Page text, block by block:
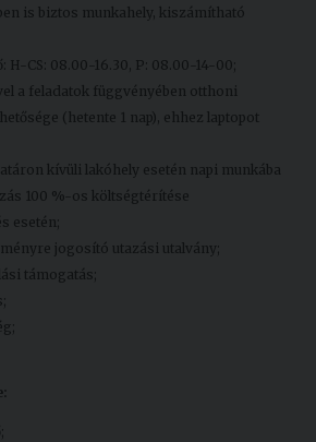
is biztos munkahely, kiszámítható
H-CS: 08.00-16.30, P: 08.00-14-00;
a feladatok függvényében otthoni
(hetente 1 nap), ehhez laptopot
kívüli lakóhely esetén napi munkába
100 %-os költségtérítése
esetén;
jogosító utazási utalvány;
támogatás;